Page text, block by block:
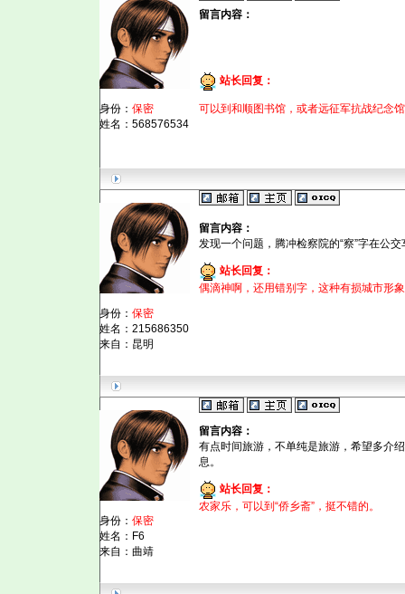
身份： 保密
姓名：568576534
留言内容：
站长回复：
可以到和顺图书馆，或者远征军抗战纪念
身份： 保密
姓名：215686350
来自：昆明
留言内容：
发现一个问题，腾冲检察院的“察”字在公交
站长回复：
偶滴神啊，还用错别字，这种有损城市形
身份： 保密
姓名：F6
来自：曲靖
留言内容：
有点时间旅游，不单纯是旅游，希望多介
息。
站长回复：
农家乐，可以到“侨乡斋”，挺不错的。